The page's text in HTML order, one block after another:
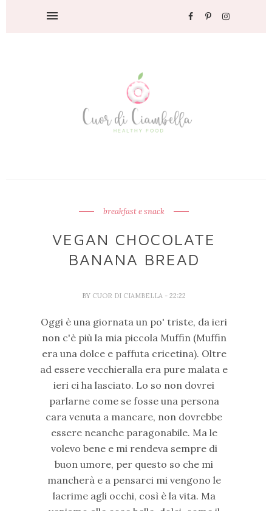
breakfast e snack
VEGAN CHOCOLATE
BANANA BREAD
BY CUOR DI CIAMBELLA - 22:22
Oggi è una giornata un po' triste, da ieri
non c'è più la mia piccola Muffin (Muffin
era una dolce e paffuta cricetina). Oltre
ad essere vecchieralla era pure malata e
ieri ci ha lasciato. Lo so non dovrei
parlarne come se fosse una persona
cara venuta a mancare, non dovrebbe
essere neanche paragonabile. Ma le
volevo bene e mi rendeva sempre di
buon umore, per questo so che mi
mancherà e a pensarci mi vengono le
lacrime agli occhi, così è la vita. Ma